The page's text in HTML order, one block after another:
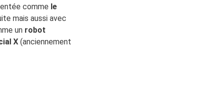
comme le
mais aussi avec
un robot
X (anciennement